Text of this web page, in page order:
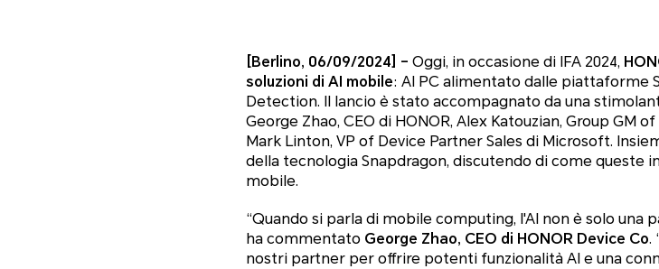
[Berlino, 06/09/2024] – Oggi, in occasione di IFA 2024,
soluzioni di AI mobile: AI PC alimentato dalle piattaforme
Detection. Il lancio è stato accompagnato da una
George Zhao, CEO di HONOR, Alex Katouzian, Group GM
Mark Linton, VP of Device Partner Sales di Microsoft.
della tecnologia Snapdragon, discutendo di come queste
mobile.
“Quando si parla di mobile computing, l'AI non è solo una
ha commentato George Zhao, CEO di HONOR Device Co.
nostri partner per offrire potenti funzionalità AI e una